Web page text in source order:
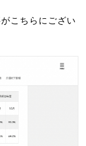
こちらにござい